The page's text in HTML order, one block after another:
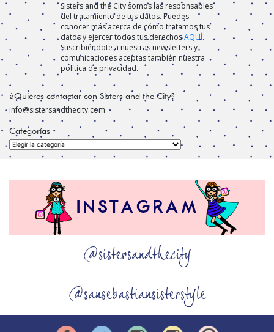
Sisters and the City somos las responsables
del tratamiento de tus datos. Puedes
conocer más acerca de cómo tratamos tus
datos y ejercer todos tus derechosAQUÍ.
Suscribiéndote a nuestras newsletters y
comunicaciones aceptas también nuestra
política de privacidad.
¿Quiéres contactar con Sisters and the City?
info@sistersandthecity.com
Categorías
Categorías
@sistersandthecity
@sansebastiansisterstyle